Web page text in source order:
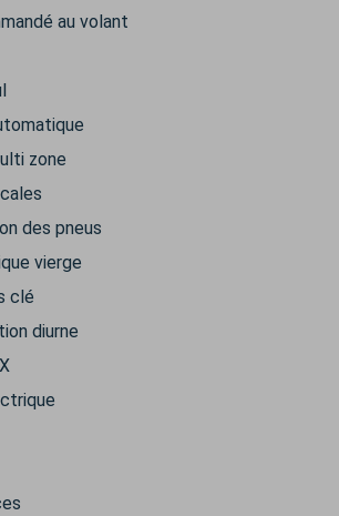
au volant
zone
des pneus
vierge
clé
diurne